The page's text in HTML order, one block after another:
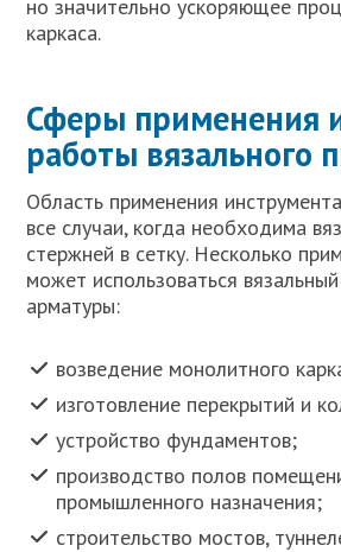
но значительно ускоряющее
каркаса.
Сферы применения
работы вязального
Область применения
все случаи, когда необходима
стержней в сетку. Несколько
может использоваться
арматуры:
возведение монолитного
изготовление перекрытий и
устройство фундаментов;
производство полов
промышленного назначения;
строительство мостов,